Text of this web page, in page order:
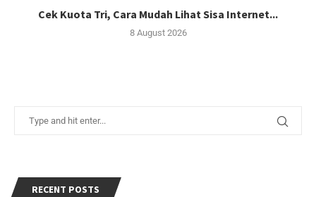
Cek Kuota Tri, Cara Mudah Lihat Sisa Internet...
8 August 2026
RECENT POSTS